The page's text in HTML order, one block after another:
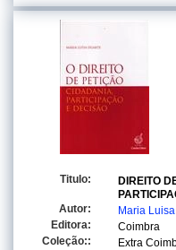
Titulo:
DIREITO
Autor:
Maria
Editora:
Coimbra
Coleção::
Extra